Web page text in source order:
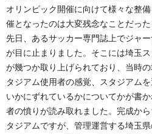
オリンピック開催に向けて様々な整
催となったのは大変残念なことだった
先日、あるサッカー専門誌上でジャ
が目に止まりました。そこには埼玉
が幾つか取り上げられており、当時
タジアム使用者の感覚、スタジアム
いかにずれているかについてかが書
者の憤りが読み取れました。完成か
タジアムですが、管理運営する埼玉